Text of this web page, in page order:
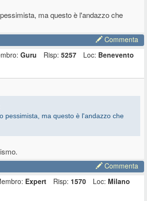
ma questo è l'andazzo che
Commenta
Guru Risp: 5257 Loc: Benevento
pessimista, ma questo è l'andazzo che
Commenta
Expert Risp: 1570 Loc: Milano